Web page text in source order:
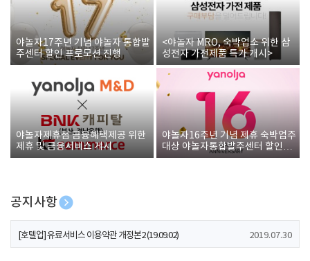
야놀자17주년 기념 야놀자 통합발
주센터 할인 프로모션 진행
<야놀자 MRO, 숙박업소 위한 삼
성전자 가전제품 특가 개시>
야놀자제휴점 금융혜택제공 위한
제휴 및 금융서비스 게시
야놀자16주년 기념 제휴 숙박업주
대상 야놀자통합발주센터 할인쿠
폰 증정
공지사항
[호텔업] 개인정보 처리방침 개정본1 (19.09.02)
[호텔업] 유료서비스 이용약관 개정본2 (19.09.02) 2019.07.30